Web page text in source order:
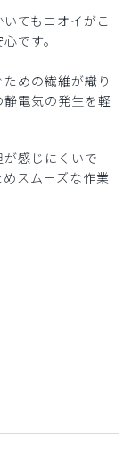
てもニオイがこ
です。
めの繊維が織り
電気の発生を軽
感じにくいで
スムーズな作業